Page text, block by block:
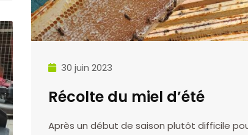
30 juin 2023
Récolte du miel d’été
Après un début de saison plutôt difficile